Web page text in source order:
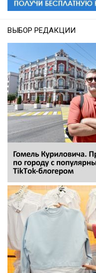
ВЫБОР РЕДАКЦИИ